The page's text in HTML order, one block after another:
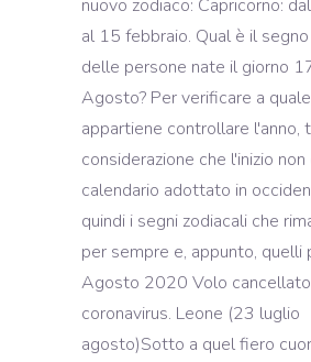
nuovo zodiaco: Capricorno:
al 15 febbraio. Qual è il
delle persone nate il giorno
Agosto? Per verificare a
appartiene controllare l'anno,
considerazione che l'inizio
calendario adottato in
quindi i segni zodiacali che
per sempre e, appunto, quelli
Agosto 2020 Volo
coronavirus. Leone (23 luglio
agosto)Sotto a quel fiero